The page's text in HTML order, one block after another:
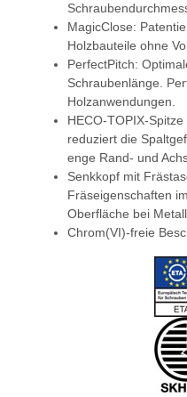
MagicClose:
Holzbauteile ohne
PerfectPitch:
Schraubenlänge.
Holzanwendungen.
HECO-TOPIX-
reduziert die
enge Rand- und
Senkkopf mit
Fräseigenschaften
Oberfläche bei
Chrom(VI)-freie